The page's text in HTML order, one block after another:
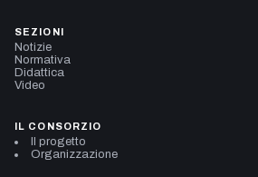
SEZIONI
Notizie
Normativa
Didattica
Video
IL CONSORZIO
Il progetto
Organizzazione